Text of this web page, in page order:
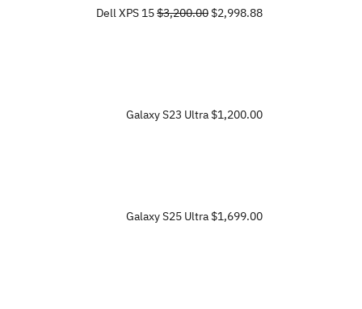
Dell XPS 15$3,200.00$2,998.88
Galaxy S23 Ultra$1,200.00
Galaxy S25 Ultra$1,699.00